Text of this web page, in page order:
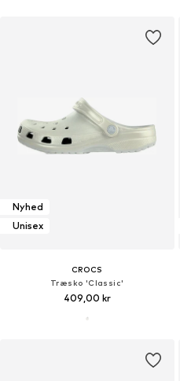
Nyhed
Unisex
CROCS
Træsko 'Classic'
409,00 kr